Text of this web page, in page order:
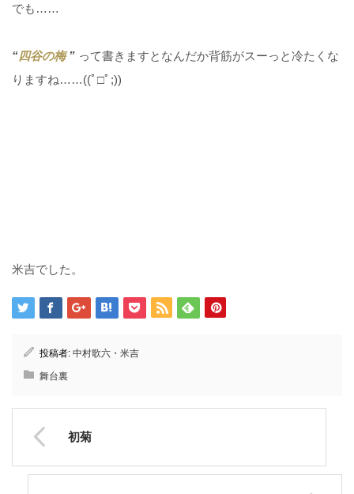
でも……
“四谷の梅 ” って書きますとなんだか背筋がスーっと冷たくな
りますね……((ﾟ□ﾟ;))
米吉でした。
投稿者: 中村歌六・米吉
舞台裏
初菊